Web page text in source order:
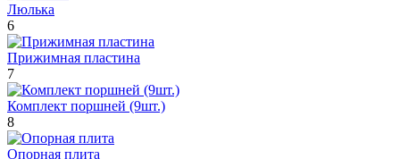
Люлька
6
Прижимная пластина
7
Комплект поршней (9шт.)
8
Опорная плита